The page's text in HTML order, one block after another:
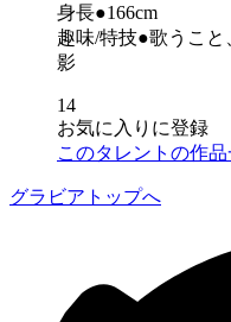
身長●166cm
趣味/特技●歌うこ
影
14
お気に入りに登録
このタレントの作
グラビアトップへ